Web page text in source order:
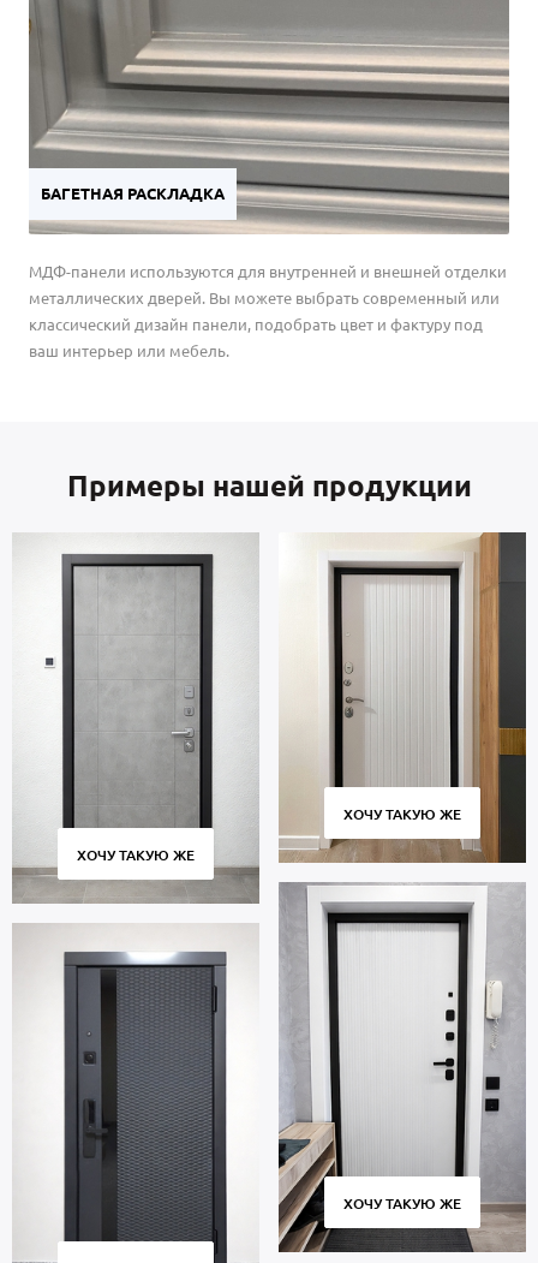
БАГЕТНАЯ РАСКЛАДКА
МДФ-панели используются для внутренней и внешней отделки
металлических дверей. Вы можете выбрать современный или
классический дизайн панели, подобрать цвет и фактуру под
ваш интерьер или мебель.
Примеры нашей продукции
ХОЧУ ТАКУЮ ЖЕ
ХОЧУ ТАКУЮ ЖЕ
ХОЧУ ТАКУЮ ЖЕ